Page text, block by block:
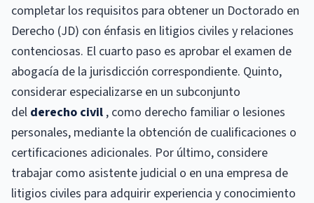
completar los requisitos para obtener un Doctorado en
Derecho (JD) con énfasis en litigios civiles y relaciones
contenciosas. El cuarto paso es aprobar el examen de
abogacía de la jurisdicción correspondiente. Quinto,
considerar especializarse en un subconjunto
del derecho civil , como derecho familiar o lesiones
personales, mediante la obtención de cualificaciones o
certificaciones adicionales. Por último, considere
trabajar como asistente judicial o en una empresa de
litigios civiles para adquirir experiencia y conocimiento